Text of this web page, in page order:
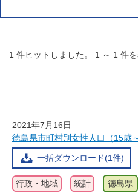
1 件ヒットしました。 1 ～ 1 件
2021年7月16日
徳島県市町村別女性人口（15歳
一括ダウンロード(1件)
行政・地域 統計 徳島県